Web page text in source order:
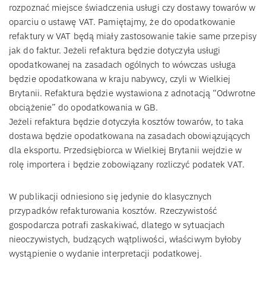
rozpoznać miejsce świadczenia usługi czy dostawy towarów w
oparciu o ustawę VAT. Pamiętajmy, że do opodatkowanie
refaktury w VAT będą miały zastosowanie takie same przepisy
jak do faktur. Jeżeli refaktura będzie dotyczyła usługi
opodatkowanej na zasadach ogólnych to wówczas usługa
będzie opodatkowana w kraju nabywcy, czyli w Wielkiej
Brytanii. Refaktura będzie wystawiona z adnotacją “Odwrotne
obciążenie” do opodatkowania w GB.
Jeżeli refaktura będzie dotyczyła kosztów towarów, to taka
dostawa będzie opodatkowana na zasadach obowiązujących
dla eksportu. Przedsiębiorca w Wielkiej Brytanii wejdzie w
rolę importera i będzie zobowiązany rozliczyć podatek VAT.
W publikacji odniesiono się jedynie do klasycznych
przypadków refakturowania kosztów. Rzeczywistość
gospodarcza potrafi zaskakiwać, dlatego w sytuacjach
nieoczywistych, budzących wątpliwości, właściwym byłoby
wystąpienie o wydanie interpretacji podatkowej.